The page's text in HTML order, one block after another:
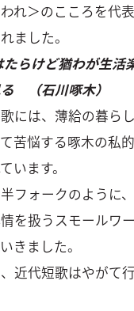
れ＞のこころを代
ました。
たらけど猶わが生活
（石川啄木）
には、薄給の暮ら
苦悩する啄木の私
います。
フォークのように
を扱うスモールワ
きました。
近代短歌はやがて